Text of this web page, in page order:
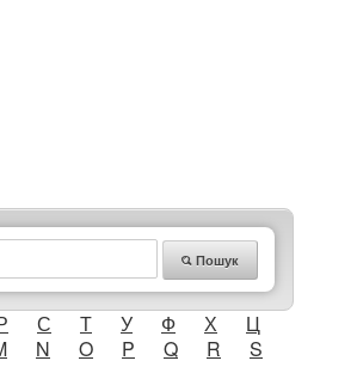
Пошук
С Т У Ф Х
Ц
N O P Q R
S